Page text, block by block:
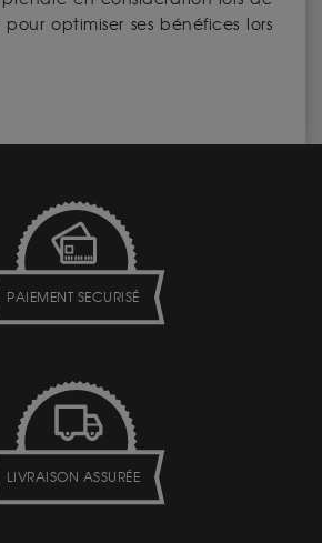
pour optimiser ses bénéfices lors
PAIEMENT SECURISÉ
LIVRAISON ASSURÉE